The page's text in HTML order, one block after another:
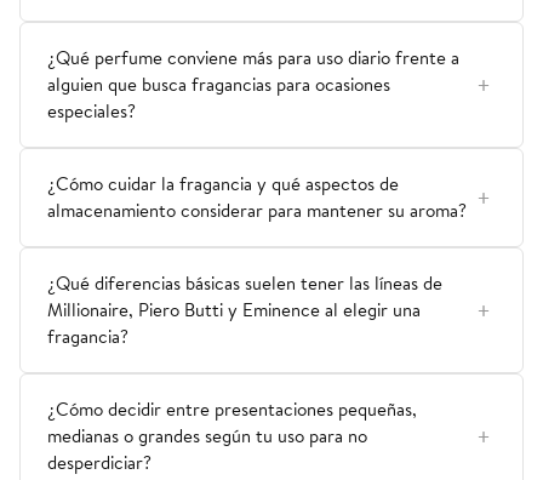
¿Qué perfume conviene más para uso diario frente a
alguien que busca fragancias para ocasiones
especiales?
¿Cómo cuidar la fragancia y qué aspectos de
almacenamiento considerar para mantener su aroma?
¿Qué diferencias básicas suelen tener las líneas de
Millionaire, Piero Butti y Eminence al elegir una
fragancia?
¿Cómo decidir entre presentaciones pequeñas,
medianas o grandes según tu uso para no
desperdiciar?